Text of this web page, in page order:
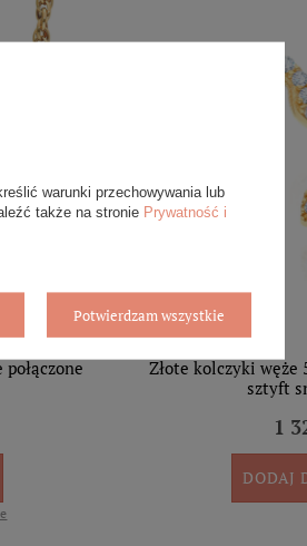
Złote kolczyki
sztyft
1
DODAJ
warunki przechowywania lub
także na stronie Prywatność i
Potwierdzam wszystkie